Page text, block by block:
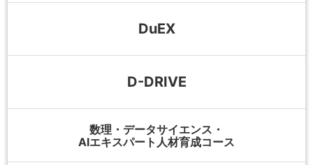
DuEX
D-DRIVE
数理・データサイエンス・
AIエキスパート人材育成コース